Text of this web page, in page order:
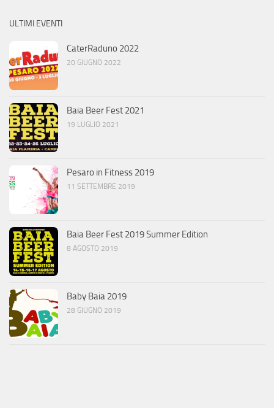
ULTIMI EVENTI
CaterRaduno 2022
20 GIUGNO 2022
Baia Beer Fest 2021
19 LUGLIO 2021
Pesaro in Fitness 2019
11 SETTEMBRE 2019
Baia Beer Fest 2019 Summer Edition
8 AGOSTO 2019
Baby Baia 2019
28 GIUGNO 2019